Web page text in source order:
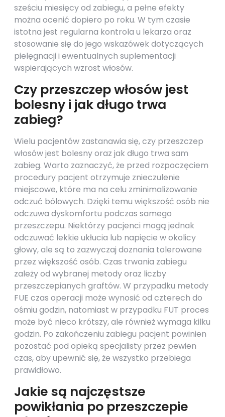
sześciu miesięcy od zabiegu, a pełne efekty
można ocenić dopiero po roku. W tym czasie
istotna jest regularna kontrola u lekarza oraz
stosowanie się do jego wskazówek dotyczących
pielęgnacji i ewentualnych suplementacji
wspierających wzrost włosów.
Czy przeszczep włosów jest
bolesny i jak długo trwa
zabieg?
Wielu pacjentów zastanawia się, czy przeszczep
włosów jest bolesny oraz jak długo trwa sam
zabieg. Warto zaznaczyć, że przed rozpoczęciem
procedury pacjent otrzymuje znieczulenie
miejscowe, które ma na celu zminimalizowanie
odczuć bólowych. Dzięki temu większość osób nie
odczuwa dyskomfortu podczas samego
przeszczepu. Niektórzy pacjenci mogą jednak
odczuwać lekkie ukłucia lub napięcie w okolicy
głowy, ale są to zazwyczaj doznania tolerowane
przez większość osób. Czas trwania zabiegu
zależy od wybranej metody oraz liczby
przeszczepianych graftów. W przypadku metody
FUE czas operacji może wynosić od czterech do
ośmiu godzin, natomiast w przypadku FUT proces
może być nieco krótszy, ale również wymaga kilku
godzin. Po zakończeniu zabiegu pacjent powinien
pozostać pod opieką specjalisty przez pewien
czas, aby upewnić się, że wszystko przebiega
prawidłowo.
Jakie są najczęstsze
powikłania po przeszczepie